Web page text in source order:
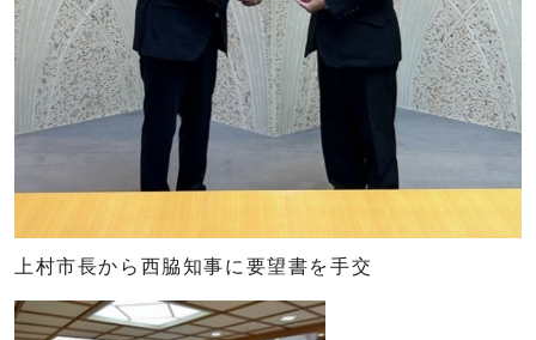
上村市長から西脇知事に要望書を手交